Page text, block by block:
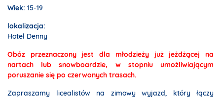
Wiek: 15-19
lokalizacja:
Hotel Denny
Obóz przeznaczony jest dla młodzieży już jeżdżącej na
nartach lub snowboardzie, w stopniu umożliwiającym
poruszanie się po czerwonych trasach.
Zapraszamy licealistów na zimowy wyjazd, który łączy